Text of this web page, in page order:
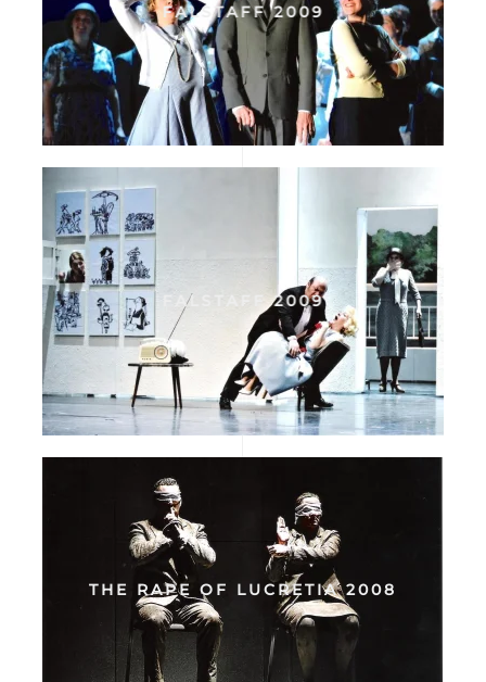
FALSTAFF 2009
FALSTAFF 2009
THE RAPE OF LUCRETIA 2008